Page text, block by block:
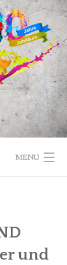
MENU
und